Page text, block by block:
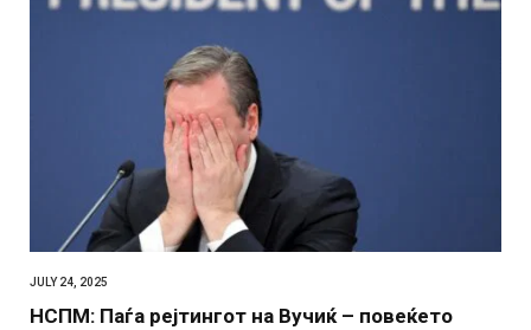
JULY 24, 2025
НСПМ: Паѓа рејтингот на Вучиќ – повеќето